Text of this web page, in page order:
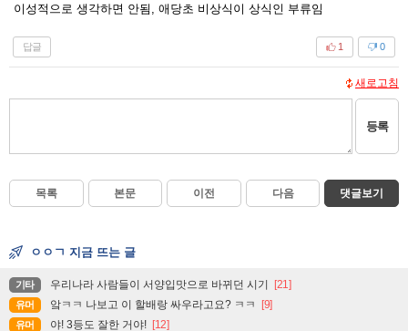
이성적으로 생각하면 안됨, 애당초 비상식이 상식인 부류임
답글 0
1
새로고침
등록
목록 본문 이전 다음 댓글보기
ㅇㅇㄱ 지금 뜨는 글
기타 우리나라 사람들이 서양입맛으로 바뀌던 시기 [21]
유머 앜ㅋㅋ 나보고 이 할배랑 싸우라고요? ㅋㅋ [9]
유머 야! 3등도 잘한 거야! [12]